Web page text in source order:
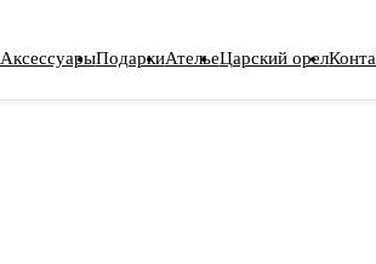
АксессуарыПодаркиАтельеЦарский орел